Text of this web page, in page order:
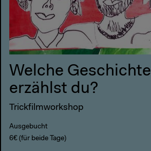
Welche Geschichte
erzählst du?
Trickfilmworkshop
Ausgebucht
6€ (für beide Tage)